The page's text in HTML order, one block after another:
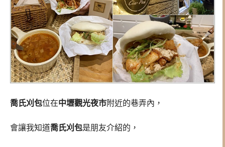
喬氏刈包位在中壢觀光夜市附近的巷弄內，
會讓我知道喬氏刈包是朋友介紹的，